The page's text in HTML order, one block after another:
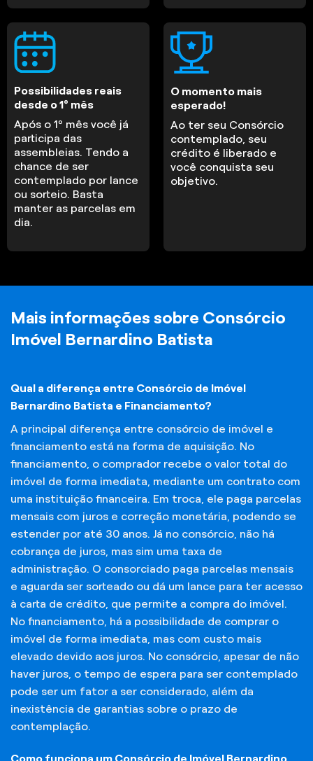
Possibilidades reais
desde o 1º mês
Após o 1º mês você já
participa das
assembleias. Tendo a
chance de ser
contemplado por lance
ou sorteio. Basta
manter as parcelas em
dia.
O momento mais
esperado!
Ao ter seu Consórcio
contemplado, seu
crédito é liberado e
você conquista seu
objetivo.
Mais informações sobre Consórcio
Imóvel Bernardino Batista
Qual a diferença entre Consórcio de Imóvel
Bernardino Batista e Financiamento?
A principal diferença entre consórcio de imóvel e
financiamento está na forma de aquisição. No
financiamento, o comprador recebe o valor total do
imóvel de forma imediata, mediante um contrato com
uma instituição financeira. Em troca, ele paga parcelas
mensais com juros e correção monetária, podendo se
estender por até 30 anos. Já no consórcio, não há
cobrança de juros, mas sim uma taxa de
administração. O consorciado paga parcelas mensais
e aguarda ser sorteado ou dá um lance para ter acesso
à carta de crédito, que permite a compra do imóvel.
No financiamento, há a possibilidade de comprar o
imóvel de forma imediata, mas com custo mais
elevado devido aos juros. No consórcio, apesar de não
haver juros, o tempo de espera para ser contemplado
pode ser um fator a ser considerado, além da
inexistência de garantias sobre o prazo de
contemplação.